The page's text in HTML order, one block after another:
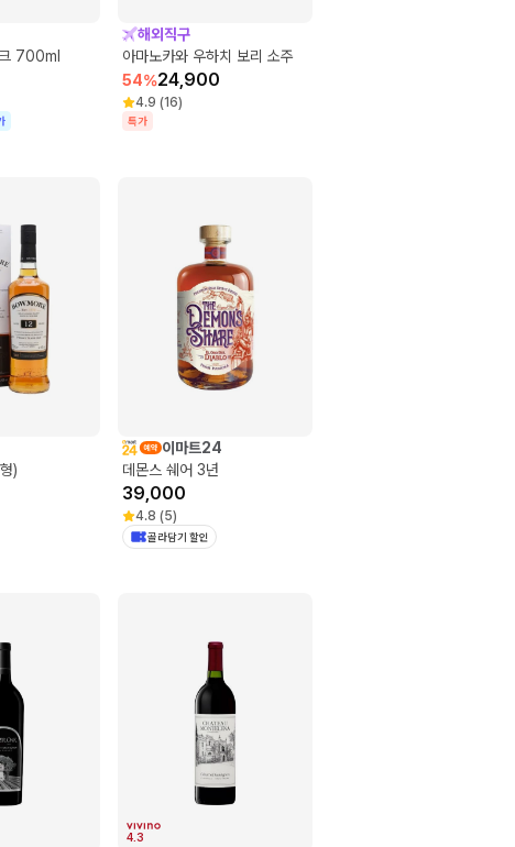
700ml
해외직구
아마노카와 우하치 보리 소주
54%24,900
4.9 (16)
특가
)
이마트24
데몬스 쉐어 3년
39,000
4.8 (5)
골라담기 할인
4.3